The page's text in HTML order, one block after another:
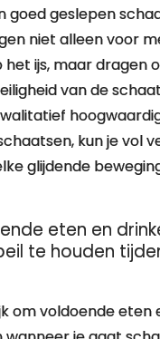
goed geslepen
niet alleen voor
ijs, maar dragen
van de
kun je vol
glijdende
eten en
te houden
om voldoende eten